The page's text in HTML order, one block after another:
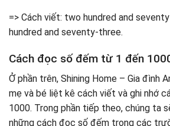
=> Cách viết: two hundred and
hundred and seventy-three.
Cách đọc số đếm từ 1 đến
Ở phần trên, Shining Home – Gia đình
mẹ và bé liệt kê cách viết và ghi nhớ
1000. Trong phần tiếp theo, chúng ta
những cách đọc số đếm trong các